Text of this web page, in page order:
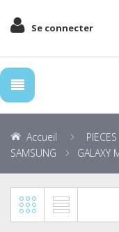
Se connecter
Accueil
SAMSUNG
GALAXY